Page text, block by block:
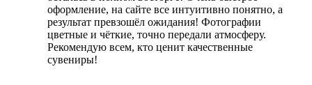
оформление, на сайте все интуитивно понятно, а
результат превзошёл ожидания! Фотографии
цветные и чёткие, точно передали атмосферу.
Рекомендую всем, кто ценит качественные
сувениры!